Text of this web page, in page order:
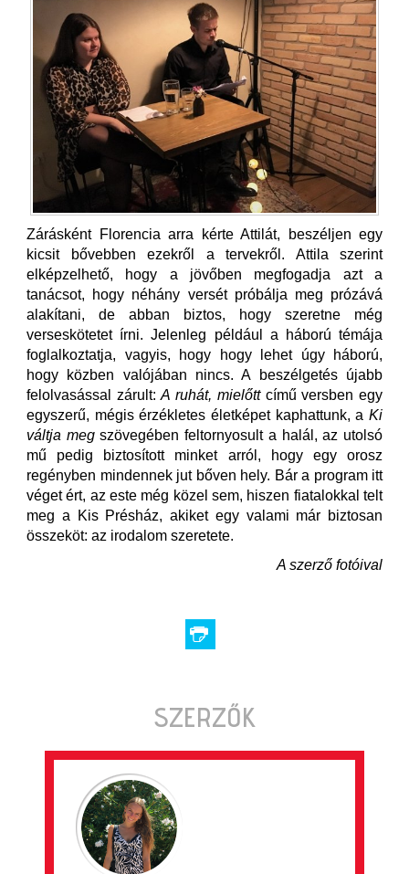
Zárásként Florencia arra kérte Attilát, beszéljen egy
kicsit bővebben ezekről a tervekről. Attila szerint
elképzelhető, hogy a jövőben megfogadja azt a
tanácsot, hogy néhány versét próbálja meg prózává
alakítani, de abban biztos, hogy szeretne még
verseskötetet írni. Jelenleg például a háború témája
foglalkoztatja, vagyis, hogy hogy lehet úgy háború,
hogy közben valójában nincs. A beszélgetés újabb
felolvasással zárult:A ruhát, mielőtt című versben egy
egyszerű, mégis érzékletes életképet kaphattunk, a Ki
váltja megszövegében feltornyosult a halál, az utolsó
mű
pedig biztosított minket arról, hogy egy orosz
regényben mindennek jut bőven hely. Bár a program itt
véget ért, az este még közel sem, hiszen fiatalokkal telt
meg a Kis Présház, akiket egy valami már biztosan
összeköt: az irodalom szeretete.
A szerző fotóival
SZERZŐK